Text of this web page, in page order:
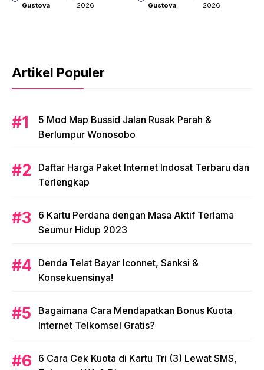
Gustova
2026
Gustova
2026
Artikel Populer
5 Mod Map Bussid Jalan Rusak Parah &
Berlumpur Wonosobo
Daftar Harga Paket Internet Indosat Terbaru dan
Terlengkap
6 Kartu Perdana dengan Masa Aktif Terlama
Seumur Hidup 2023
Denda Telat Bayar Iconnet, Sanksi &
Konsekuensinya!
Bagaimana Cara Mendapatkan Bonus Kuota
Internet Telkomsel Gratis?
6 Cara Cek Kuota di Kartu Tri (3) Lewat SMS,